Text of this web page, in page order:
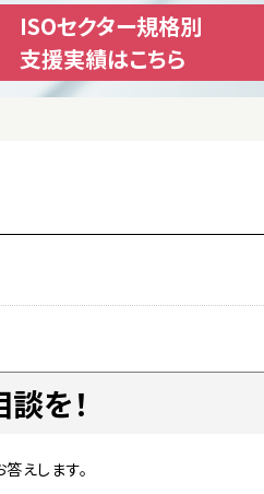
ISOセクター規格別
支援実績はこちら
を！
えします。